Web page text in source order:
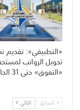
«التطبيقي»: تقديم
تحويل الرواتب
«التفوق» حتى 31 الجاري
السابق التالي